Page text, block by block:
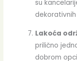
su
Lakoća
prilično
dobrom